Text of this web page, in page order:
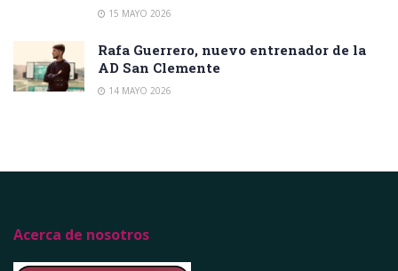
15 MAYO 2026
Rafa Guerrero, nuevo entrenador de la
AD San Clemente
14 MAYO 2026
Acerca de nosotros